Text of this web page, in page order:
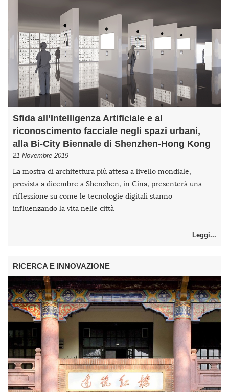
Sfida all’Intelligenza Artificiale e al
riconoscimento facciale negli spazi urbani,
alla Bi-City Biennale di Shenzhen-Hong Kong
21 Novembre 2019
La mostra di architettura più attesa a livello mondiale,
prevista a dicembre a Shenzhen, in Cina, presenterà una
riflessione su come le tecnologie digitali stanno
influenzando la vita nelle città
Leggi...
RICERCA E INNOVAZIONE